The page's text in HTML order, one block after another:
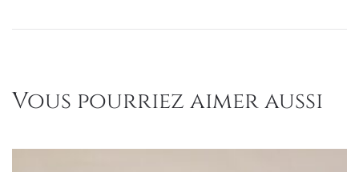
Vous pourriez aimer aussi